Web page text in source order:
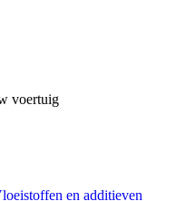
voertuig
en additieven